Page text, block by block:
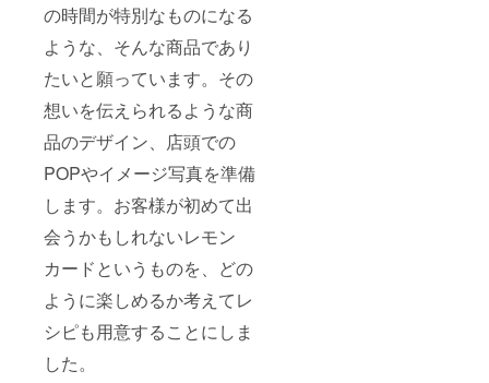
の時間が特別なものになる
ような、そんな商品であり
たいと願っています。その
想いを伝えられるような商
品のデザイン、店頭での
POPやイメージ写真を準備
します。お客様が初めて出
会うかもしれないレモン
カードというものを、どの
ように楽しめるか考えてレ
シピも用意することにしま
した。